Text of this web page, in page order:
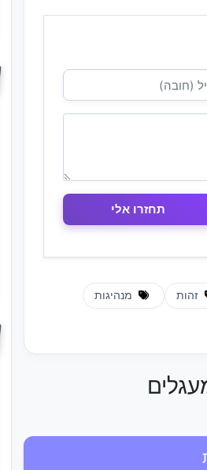
זהות מנהיגות